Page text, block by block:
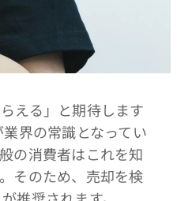
える」と期待します
界の常識となってい
の消費者はこれを知
そのため、売却を検